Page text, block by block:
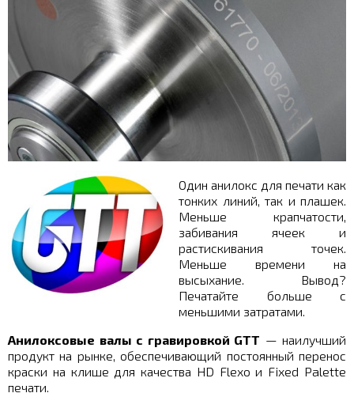
Один анилокс для печати как
тонких линий, так и плашек.
Меньше крапчатости,
забивания ячеек и
растискивания точек.
Меньше времени на
высыхание. Вывод?
Печатайте больше с
меньшими затратами.
Анилоксовые валы с гравировкой GTT — наилучший
продукт на рынке, обеспечивающий постоянный перенос
краски на клише для качества HD Flexо и Fixed Palette
печати.